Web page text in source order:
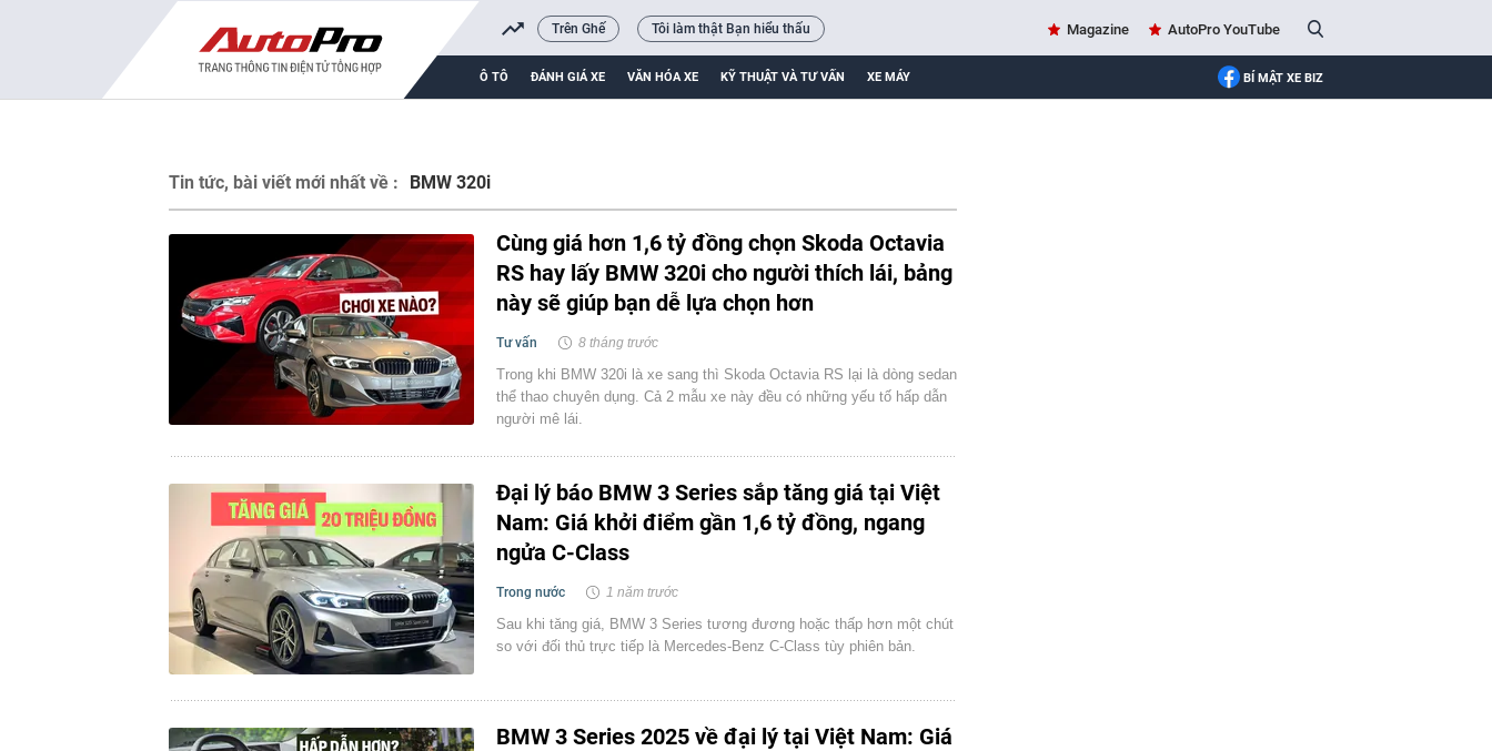
Trên Ghế Tôi làm thật Bạn hiểu thấu Magazine AutoPro YouTube
Ô TÔ ĐÁNH GIÁ XE VĂN HÓA XE KỸ THUẬT VÀ TƯ VẤN XE MÁY BÍ MẬT XE BIZ
Tin tức, bài viết mới nhất về : BMW 320i
Cùng giá hơn 1,6 tỷ đồng chọn Skoda Octavia
RS hay lấy BMW 320i cho người thích lái, bảng
này sẽ giúp bạn dễ lựa chọn hơn
Tư vấn 8 tháng trước
Trong khi BMW 320i là xe sang thì Skoda Octavia RS lại là dòng sedan
thể thao chuyên dụng. Cả 2 mẫu xe này đều có những yếu tố hấp dẫn
người mê lái.
Đại lý báo BMW 3 Series sắp tăng giá tại Việt
Nam: Giá khởi điểm gần 1,6 tỷ đồng, ngang
ngửa C-Class
Trong nước 1 năm trước
Sau khi tăng giá, BMW 3 Series tương đương hoặc thấp hơn một chút
so với đối thủ trực tiếp là Mercedes-Benz C-Class tùy phiên bản.
BMW 3 Series 2025 về đại lý tại Việt Nam: Giá